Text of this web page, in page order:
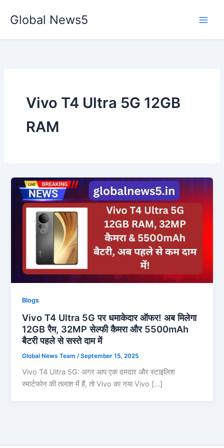
Global News5
Vivo T4 Ultra 5G 12GB
RAM
Blogs
Vivo T4 Ultra 5G पर धमाकेदार ऑफर! अब मिलेगा
12GB रैम, 32MP सेल्फी कैमरा और 5500mAh
बैटरी पहले से सस्ते दाम में
Global News Team /September 15, 2025
Vivo T4 Ultra 5G: अगर आप एक दमदार और स्टाइलिश
स्मार्टफोन की तलाश में हैं, तो Vivo का नया Vivo […]